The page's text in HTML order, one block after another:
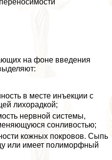
на фоне введения
в месте инъекции с
лихорадкой;
нервной системы,
сонливостью;
кожных покровов. Сыпь
или имеет полиморфный